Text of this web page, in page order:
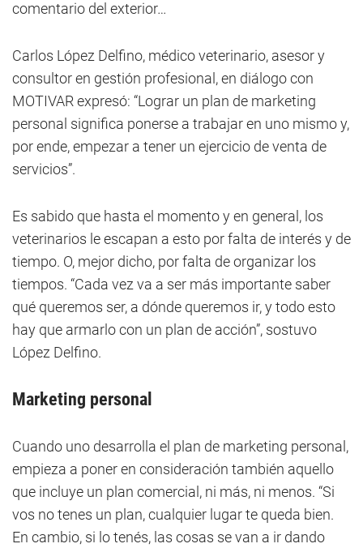
comentario del exterior…
Carlos López Delfino, médico veterinario, asesor y
consultor en gestión profesional, en diálogo con
MOTIVAR expresó: “Lograr un plan de marketing
personal significa ponerse a trabajar en uno mismo y,
por ende, empezar a tener un ejercicio de venta de
servicios”.
Es sabido que hasta el momento y en general, los
veterinarios le escapan a esto por falta de interés y de
tiempo. O, mejor dicho, por falta de organizar los
tiempos. “Cada vez va a ser más importante saber
qué queremos ser, a dónde queremos ir, y todo esto
hay que armarlo con un plan de acción”, sostuvo
López Delfino.
Marketing personal
Cuando uno desarrolla el plan de marketing personal,
empieza a poner en consideración también aquello
que incluye un plan comercial, ni más, ni menos. “Si
vos no tenes un plan, cualquier lugar te queda bien.
En cambio, si lo tenés, las cosas se van a ir dando